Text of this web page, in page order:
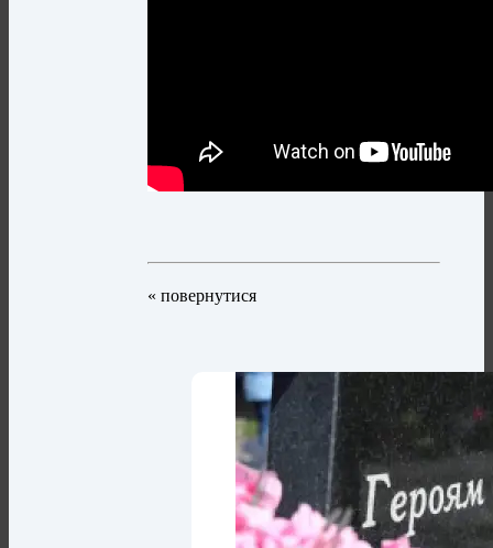
« повернутися